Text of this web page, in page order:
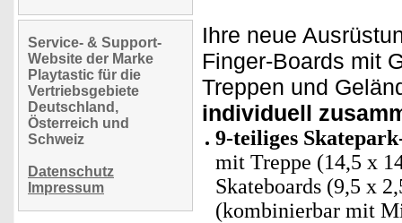
Service- & Support-
Website der Marke
Playtastic für die
Vertriebsgebiete
Deutschland,
Österreich und
Schweiz
Datenschutz
Impressum
Ihre neue
Finger-Boards mit
Treppen und
individuell
9-teiliges
mit Treppe (14,5 x
Skateboards (9,5 x
(kombinierbar mit